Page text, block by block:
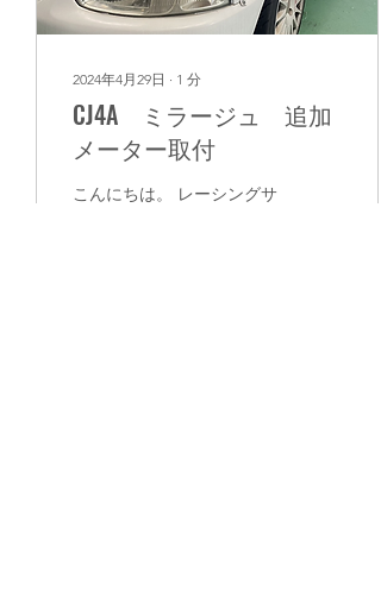
2024年4月29日 ∙ 1 分
CJ4A ミラージュ 追加
メーター取付
こんにちは。 レーシングサ